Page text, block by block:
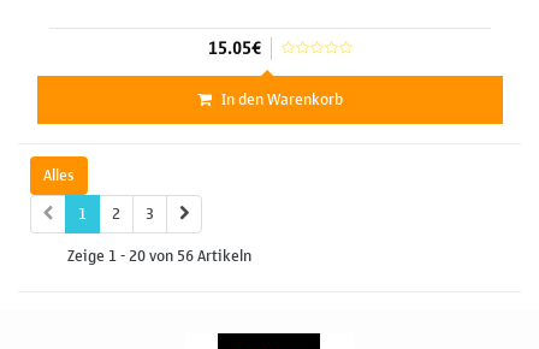
15.05€
In den Warenkorb
Alles
1
2
3
Zeige 1 - 20 von 56 Artikeln